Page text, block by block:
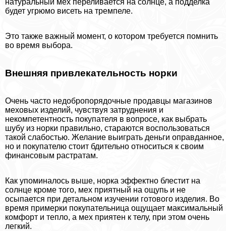
натуральный мех переливается на солнце, а подделка
будет угрюмо висеть на тремпеле.
Это также важный момент, о котором требуется помнить
во время выбора.
Внешняя привлекательность норки
Очень часто недобропорядочные продавцы магазинов
меховых изделий, чувствуя затруднения и
некомпетентность покупателя в вопросе, как выбрать
шубу из норки правильно, стараются воспользоваться
такой слабостью. Желание выиграть деньги оправданное,
но и покупателю стоит бдительно относиться к своим
финансовым растратам.
Как упоминалось выше, норка эффектно блестит на
солнце кроме того, мех приятный на ощупь и не
осыпается при детальном изучении готового изделия. Во
время примерки покупательница ощущает максимальный
комфорт и тепло, а мех приятен к телу, при этом очень
легкий.